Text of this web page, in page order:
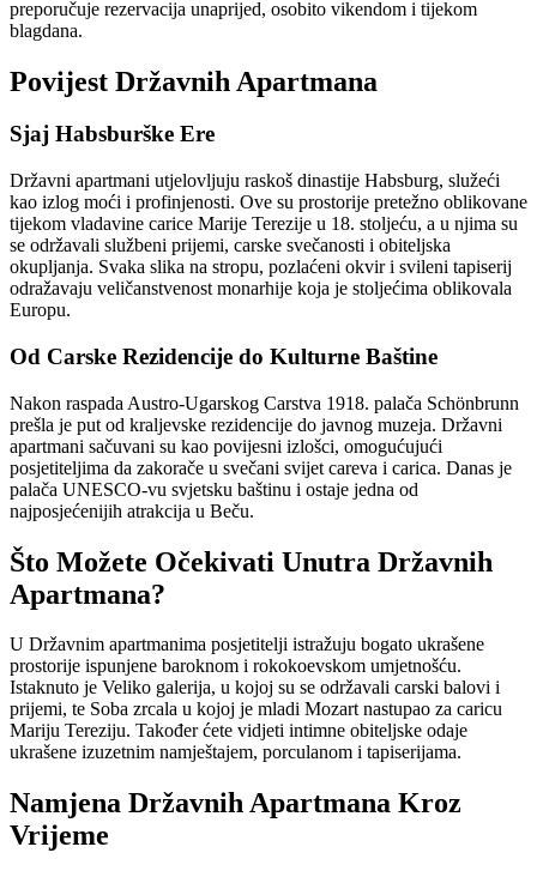
preporučuje rezervacija unaprijed, osobito vikendom i tijekom
blagdana.
Povijest Državnih Apartmana
Sjaj Habsburške Ere
Državni apartmani utjelovljuju raskoš dinastije Habsburg, služeći
kao izlog moći i profinjenosti. Ove su prostorije pretežno oblikovane
tijekom vladavine carice Marije Terezije u 18. stoljeću, a u njima su
se održavali službeni prijemi, carske svečanosti i obiteljska
okupljanja. Svaka slika na stropu, pozlaćeni okvir i svileni tapiserij
odražavaju veličanstvenost monarhije koja je stoljećima oblikovala
Europu.
Od Carske Rezidencije do Kulturne Baštine
Nakon raspada Austro-Ugarskog Carstva 1918. palača Schönbrunn
prešla je put od kraljevske rezidencije do javnog muzeja. Državni
apartmani sačuvani su kao povijesni izlošci, omogućujući
posjetiteljima da zakorače u svečani svijet careva i carica. Danas je
palača UNESCO-vu svjetsku baštinu i ostaje jedna od
najposjećenijih atrakcija u Beču.
Što Možete Očekivati Unutra Državnih
Apartmana?
U Državnim apartmanima posjetitelji istražuju bogato ukrašene
prostorije ispunjene baroknom i rokokoevskom umjetnošću.
Istaknuto je Veliko galerija, u kojoj su se održavali carski balovi i
prijemi, te Soba zrcala u kojoj je mladi Mozart nastupao za caricu
Mariju Tereziju. Također ćete vidjeti intimne obiteljske odaje
ukrašene izuzetnim namještajem, porculanom i tapiserijama.
Namjena Državnih Apartmana Kroz
Vrijeme